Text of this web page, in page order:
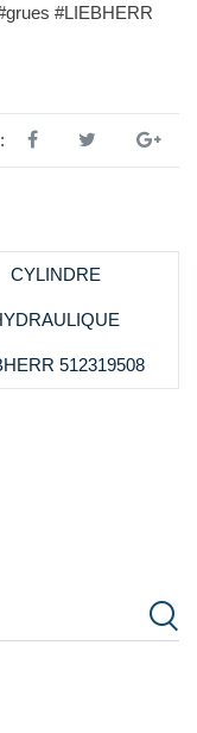
#LIEBHERR
CYLINDRE
512319508